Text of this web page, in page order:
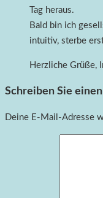
Tag heraus.
Bald bin ich
intuitiv, sterbe
Herzliche Grüße,
Schreiben Sie
Deine E-Mail-Adresse